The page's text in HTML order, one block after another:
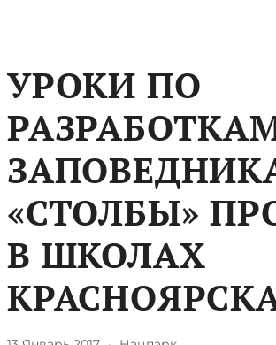
​УРОКИ ПО
«СТОЛБЫ»
В ШКОЛАХ